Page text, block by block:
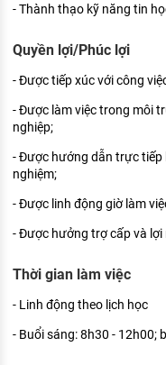
- Thành thạo kỹ năng tin
Quyền lợi/Phúc lợi
- Được tiếp xúc với công
- Được làm việc trong môi
nghiệp;
- Được hướng dẫn trực tiếp
nghiệm;
- Được linh động giờ làm
- Được hưởng trợ cấp và
Thời gian làm việc
- Linh động theo lịch học
- Buổi sáng: 8h30 - 12h00;